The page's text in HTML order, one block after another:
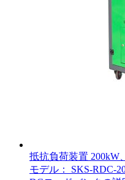
抵抗負荷装置 200kW
モデル： SKS-RDC-